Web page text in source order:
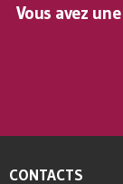
Vous avez
CONTACTS